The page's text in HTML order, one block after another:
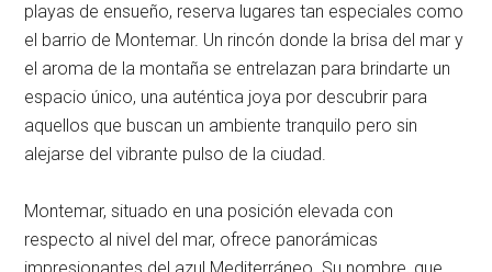
playas de ensueño, reserva lugares tan especiales como
el barrio de Montemar. Un rincón donde la brisa del mar y
el aroma de la montaña se entrelazan para brindarte un
espacio único, una auténtica joya por descubrir para
aquellos que buscan un ambiente tranquilo pero sin
alejarse del vibrante pulso de la ciudad.
Montemar, situado en una posición elevada con
respecto al nivel del mar, ofrece panorámicas